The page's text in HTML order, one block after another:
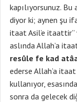
kapılıyorsunuz.
diyor ki; aynen şu
itaat Asil’e
aslında Allah’a
resûle fe kad
ederse Allah’a
kullanıyor,
sonra da gelecek